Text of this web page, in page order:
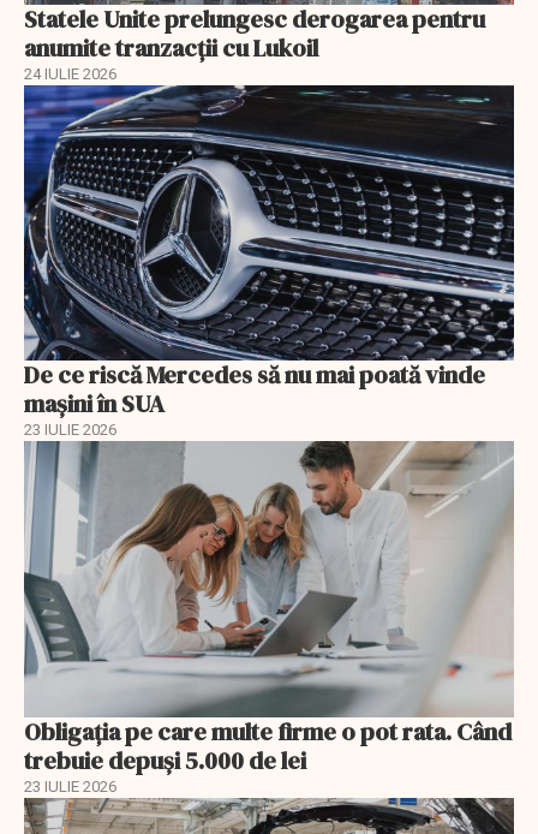
Statele Unite prelungesc derogarea pentru
anumite tranzacții cu Lukoil
24 IULIE 2026
De ce riscă Mercedes să nu mai poată vinde
mașini în SUA
23 IULIE 2026
Obligația pe care multe firme o pot rata. Când
trebuie depuși 5.000 de lei
23 IULIE 2026